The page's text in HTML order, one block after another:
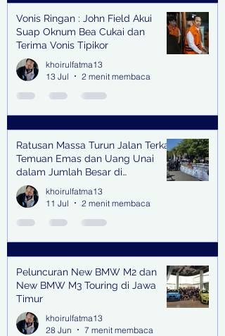
Vonis Ringan : John Field Akui
Suap Oknum Bea Cukai dan
Terima Vonis Tipikor
khoirulfatma13
13 Jul
2 menit membaca
Ratusan Massa Turun Jalan Terkait
Temuan Emas dan Uang Unai
dalam Jumlah Besar di
Lingkungan Jampidsus Kejaksaan
Agung RI di Jakarta
khoirulfatma13
11 Jul
2 menit membaca
Peluncuran New BMW M2 dan
New BMW M3 Touring di Jawa
Timur
khoirulfatma13
28 Jun
7 menit membaca